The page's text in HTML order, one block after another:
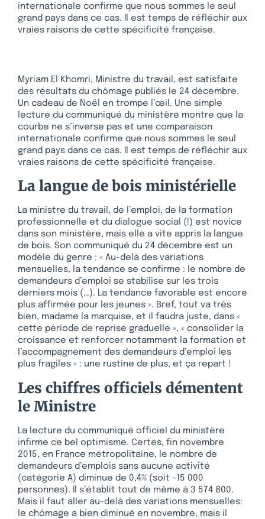
internationale confirme que nous sommes le seul
grand pays dans ce cas. Il est temps de réfléchir aux
vraies raisons de cette spécificité française.
Myriam El Khomri, Ministre du travail, est satisfaite
des résultats du chômage publiés le 24 décembre.
Un cadeau de Noël en trompe l’œil. Une simple
lecture du communiqué du ministère montre que la
courbe ne s’inverse pas et une comparaison
internationale confirme que nous sommes le seul
grand pays dans ce cas. Il est temps de réfléchir aux
vraies raisons de cette spécificité française.
La langue de bois ministérielle
La ministre du travail, de l’emploi, de la formation
professionnelle et du dialogue social (!) est novice
dans son ministère, mais elle a vite appris la langue
de bois. Son communiqué du 24 décembre est un
modèle du genre : « Au-delà des variations
mensuelles, la tendance se confirme : le nombre de
demandeurs d’emploi se stabilise sur les trois
derniers mois (…). La tendance favorable est encore
plus affirmée pour les jeunes ». Bref, tout va très
bien, madame la marquise, et il faudra juste, dans «
cette période de reprise graduelle », « consolider la
croissance et renforcer notamment la formation et
l’accompagnement des demandeurs d’emploi les
plus fragiles » : une rustine de plus, et ça repart !
Les chiffres officiels démentent
le Ministre
La lecture du communiqué officiel du ministère
infirme ce bel optimisme. Certes, fin novembre
2015, en France métropolitaine, le nombre de
demandeurs d’emplois sans aucune activité
(catégorie A) diminue de 0,4% (soit -15 000
personnes). Il s’établit tout de même à 3 574 800.
Mais il faut aller au-delà des variations mensuelles:
le chômage a bien diminué en novembre, mais il